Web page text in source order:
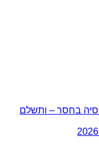
בחסר – ותשלם